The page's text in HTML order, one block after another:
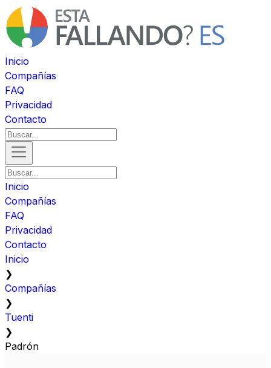
Inicio
Compañías
FAQ
Privacidad
Contacto
Inicio
Compañías
FAQ
Privacidad
Contacto
Inicio
❯
Compañías
❯
Tuenti
❯
Padrón